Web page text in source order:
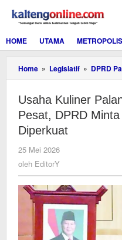
konten
HOME
UTAMA METROPOLIS
Home » Legislatif » DPRD
Usaha Kuliner
Pesat, DPRD
Diperkuat
25 Mei 2026
oleh EditorY